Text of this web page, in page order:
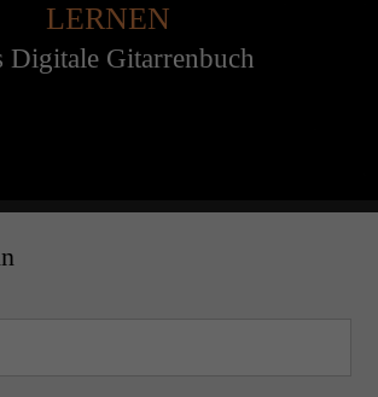
LERNEN
Digitale Gitarrenbuch